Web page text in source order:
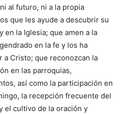
al futuro, ni a la propia
que les ayude a descubrir su
en la Iglesia; que amen a la
en la fe y los ha
a Cristo; que reconozcan la
en las parroquias,
así como la participación en
la recepción frecuente del
el cultivo de la oración y